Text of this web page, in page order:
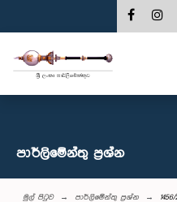
පාර්ලි‌මේන්තු‌ ප්‍රශ්න
මුල් පිටුව පාර්ලි‌මේන්තු‌ ප්‍රශ්න